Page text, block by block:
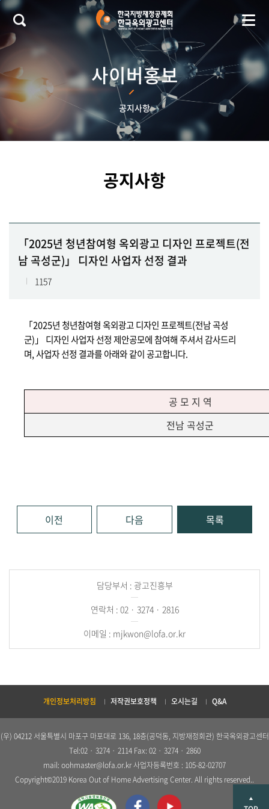
본문 바로가기
사이버홍보
공지사항
공지사항
「2025년 청년참여형 옥외광고 디자인 프로젝트(전
남 곡성군)」 디자인 사업자 선정 결과
1157
「2025년 청년참여형 옥외광고 디자인프로젝트(전남 곡성
군) 」 디자인 사업자 선정 제안공모에 참여해 주셔서 감사드리
며,사업자 선정 결과를 아래와 같이 공고합니다.
공 모 지 역
전남 곡성군
이전 다음 목록
담당부서 : 광고진흥부
연락처 : 02 · 3274 · 2816
이메일 : mjkwon@lofa.or.kr
개인정보처리방침 저작권보호정책 오시는길 Q&A
(우) 04212 서울특별시 마포구 마포대로 136, 18층(공덕동, 지방재정회관) 한국옥외광고센터
Tel:02 · 3274 · 2114 Fax: 02 · 3274 · 2860
mail: oohmaster@lofa.or.kr 사업자등록번호 : 105-82-02707
Copyright©2019 Korea Out of Home Advertising Center. All rights reserved..